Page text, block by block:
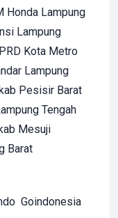
Honda Lampung
Lampung
Kota Metro
Lampung
Pesisir Barat
Tengah
Mesuji
Barat
Goindonesia